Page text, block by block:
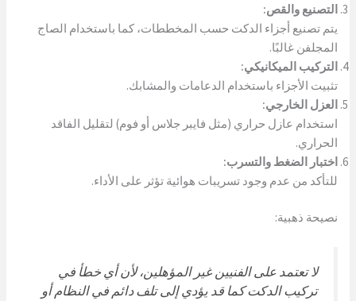
التصنيع والقص:
يتم تصنيع أجزاء الدكت حسب المخططات، كما باستخدام الصاج
المجلفن غالبًا.
التركيب الميكانيكي:
تثبيت الأجزاء باستخدام الدعامات والمشابك.
العزل الخارجي:
استخدام عازل حراري (مثل فايبر جلاس أو فوم) لتقليل الفاقد
الحراري.
اختبار الضغط والتسرب:
للتأكد من عدم وجود تسريبات هوائية تؤثر على الأداء.
نصيحة ذهبية:
لا تعتمد على الفنيين غير المؤهلين، لأن أي خطأ في
تركيب الدكت كما قد يؤدي إلى تلف دائم في النظام أو